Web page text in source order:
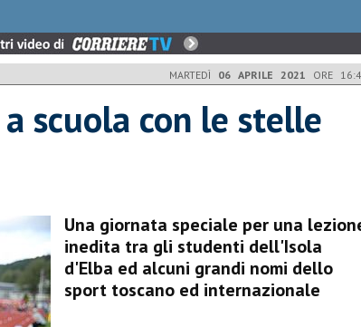
MARTEDÌ 06 APRILE 2021 ORE
scuola con le stelle
Una giornata speciale per una
inedita tra gli studenti dell'Isola
d'Elba ed alcuni grandi nomi dello
sport toscano ed internazionale